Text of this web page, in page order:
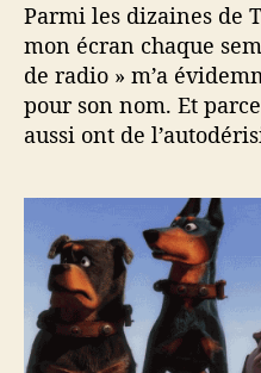
Parmi les dizaines de
mon écran chaque
de radio » m’a
pour son nom. Et
aussi ont de